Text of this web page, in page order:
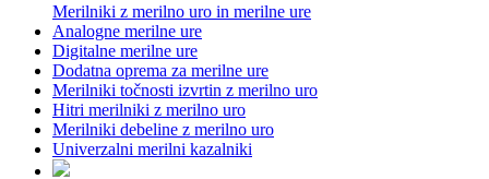
Merilniki z merilno uro in merilne ure
Analogne merilne ure
Digitalne merilne ure
Dodatna oprema za merilne ure
Merilniki točnosti izvrtin z merilno uro
Hitri merilniki z merilno uro
Merilniki debeline z merilno uro
Univerzalni merilni kazalniki